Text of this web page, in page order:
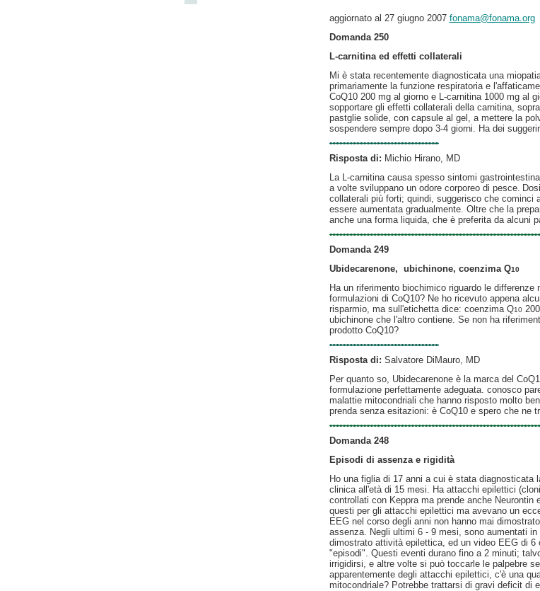
aggiornato al 27 giugno 2007 fonama@fonama.org
Domanda 250
L-carnitina ed effetti collaterali
Mi è stata recentemente diagnosticata una
primariamente la funzione respiratoria e
CoQ10200 mg al giorno e L-carnitina 1000 mg al
sopportare gli effetti collaterali della carnitina,
pastglie solide, con capsule al gel, a mettere la
sospendere sempre dopo 3-4 giorni. Ha dei
Risposta di: Michio Hirano, MD
La L-carnitina causa spesso sintomi
a volte sviluppano un odore corporeo di pesce.
collaterali più forti; quindi, suggerisco che cominci
essere aumentata gradualmente. Oltre che la
anche una forma liquida, che è preferita da alcuni
Domanda 249
Ubidecarenone, ubichinone, coenzima Q10
Ha un riferimento biochimico riguardo le
formulazioni di CoQ10? Ne ho ricevuto appena
risparmio, ma sull'etichetta dice: coenzima Q10200
ubichinone che l'altro contiene. Se non ha
prodotto CoQ10?
Risposta di: Salvatore DiMauro, MD
Per quanto so, Ubidecarenone è la marca del
formulazione perfettamente adeguata. conosco
malattie mitocondriali che hanno risposto molto
prenda senza esitazioni: è CoQ10e spero che ne
Domanda 248
Episodi di assenza e rigidità
Ho una figlia di 17 anni a cui è stata diagnosticata
clinica all'età di 15 mesi. Ha attacchi epilettici
controllati con Keppra ma prende anche
questi per gli attacchi epilettici ma avevano un
EEG nel corso degli anni non hanno mai
assenza. Negli ultimi 6 - 9 mesi, sono aumentati
dimostrato attività epilettica, ed un video EEG di
"episodi". Questi eventi durano fino a 2 minuti;
irrigidirsi, e altre volte si può toccarle le palpebre
apparentemente degli attacchi epilettici, c'è una
mitocondriale? Potrebbe trattarsi di gravi deficit di